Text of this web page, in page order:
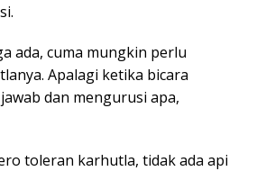
ada, cuma mungkin perlu
Apalagi ketika bicara
dan mengurusi apa,
toleran karhutla, tidak ada api